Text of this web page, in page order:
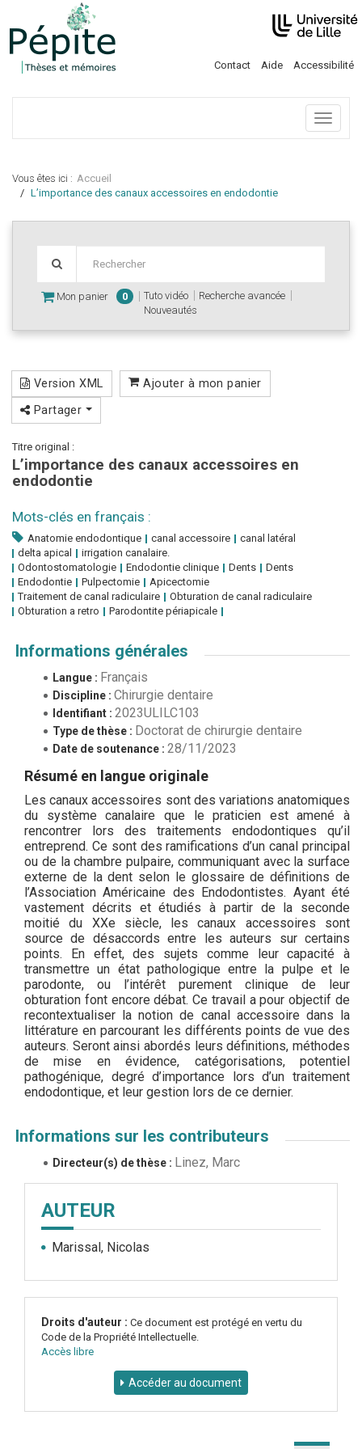
Contact Aide Accessibilité
Menu
Vous êtes ici : Accueil
L’importance des canaux accessoires en endodontie
Mon panier 0 Tuto vidéo
Recherche avancée
Nouveautés
Version XML Ajouter à mon panier
Partager
Titre original :
L’importance des canaux accessoires en
endodontie
Mots-clés en français :
Anatomie endodontique canal accessoire
canal latéral
delta apical
irrigation canalaire.
Odontostomatologie
Endodontie clinique Dents
Dents
Endodontie
Pulpectomie
Apicectomie
Traitement de canal radiculaire
Obturation de canal radiculaire
Obturation a retro
Parodontite périapicale
Informations générales
Langue : Français
Discipline : Chirurgie dentaire
Identifiant : 2023ULILC103
Type de thèse : Doctorat de chirurgie dentaire
Date de soutenance : 28/11/2023
Résumé en langue originale
Les canaux accessoires sont des variations anatomiques
du système canalaire que le praticien est amené à
rencontrer lors des traitements endodontiques qu’il
entreprend. Ce sont des ramifications d’un canal principal
ou de la chambre pulpaire, communiquant avec la surface
externe de la dent selon le glossaire de définitions de
l’Association Américaine des Endodontistes. Ayant été
vastement décrits et étudiés à partir de la seconde
moitié du XXe siècle, les canaux accessoires sont
source de désaccords entre les auteurs sur certains
points. En effet, des sujets comme leur capacité à
transmettre un état pathologique entre la pulpe et le
parodonte, ou l’intérêt purement clinique de leur
obturation font encore débat. Ce travail a pour objectif de
recontextualiser la notion de canal accessoire dans la
littérature en parcourant les différents points de vue des
auteurs. Seront ainsi abordés leurs définitions, méthodes
de mise en évidence, catégorisations, potentiel
pathogénique, degré d’importance lors d’un traitement
endodontique, et leur gestion lors de ce dernier.
Informations sur les contributeurs
Directeur(s) de thèse : Linez, Marc
AUTEUR
Marissal, Nicolas
Droits d'auteur : Ce document est protégé en vertu du
Code de la Propriété Intellectuelle.
Accès libre
Accéder au document